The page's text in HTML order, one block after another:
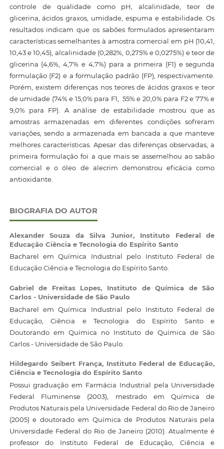
controle de qualidade como pH, alcalinidade, teor de
glicerina, ácidos graxos, umidade, espuma e estabilidade. Os
resultados indicam que os sabões formulados apresentaram
características semelhantes à amostra comercial em pH (10,41,
10,43 e 10,45), alcalinidade (0,282%, 0,275% e 0,0275%) e teor de
glicerina (4,6%, 4,7% e 4,7%) para a primeira (F1) e segunda
formulação (F2) e a formulação padrão (FP), respectivamente.
Porém, existem diferenças nos teores de ácidos graxos e teor
de umidade (74% e 15,0% para F1, 55% e 20,0% para F2 e 77% e
9,0% para FP). A análise de estabilidade mostrou que as
amostras armazenadas em diferentes condições sofreram
variações, sendo a armazenada em bancada a que manteve
melhores características. Apesar das diferenças observadas, a
primeira formulação foi a que mais se assemelhou ao sabão
comercial e o óleo de alecrim demonstrou eficácia como
antioxidante.
BIOGRAFIA DO AUTOR
Alexander Souza da Silva Junior, Instituto Federal de
Educação Ciência e Tecnologia do Espírito Santo
Bacharel em Química Industrial pelo Instituto Federal de
Educação Ciência e Tecnologia do Espírito Santo.
Gabriel de Freitas Lopes, Instituto de Química de São
Carlos - Universidade de São Paulo
Bacharel em Química Industrial pelo Instituto Federal de
Educação, Ciência e Tecnologia do Espírito Santo e
Doutorando em Química no Instituto de Química de São
Carlos - Universidade de São Paulo.
Hildegardo Seibert França, Instituto Federal de Educação,
Ciência e Tecnologia do Espírito Santo
Possui graduação em Farmácia Industrial pela Universidade
Federal Fluminense (2003), mestrado em Química de
Produtos Naturais pela Universidade Federal do Rio de Janeiro
(2005) e doutorado em Química de Produtos Naturais pela
Universidade Federal do Rio de Janeiro (2010). Atualmente é
professor do Instituto Federal de Educação, Ciência e